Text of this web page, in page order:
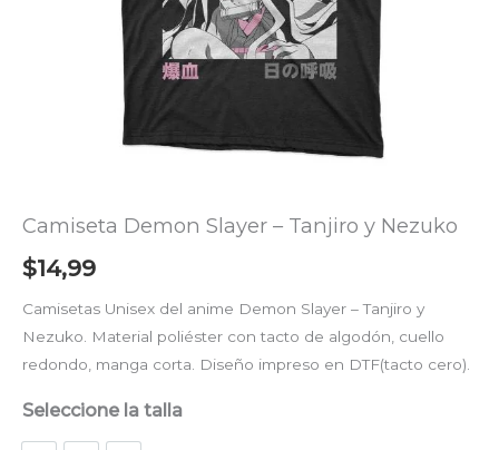
Camiseta Demon Slayer – Tanjiro y Nezuko
$14,99
Camisetas Unisex del anime Demon Slayer – Tanjiro y
Nezuko. Material poliéster con tacto de algodón, cuello
redondo, manga corta. Diseño impreso en DTF(tacto cero).
Seleccione la talla